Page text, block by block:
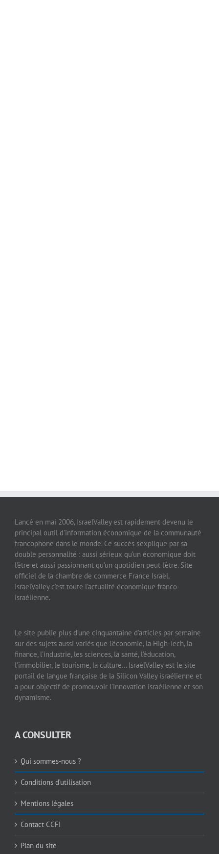
Lancé en mai 2006, IsraelValley est rapidement devenu le
principal outil d’information économique de la communauté
francophone dans le monde. Ce succès s’explique par sa
double personnalité : aussi sérieux qu’un économique doit
l’être et aussi passionnant qu’un quotidien peut l’être. Site
officiel de la chambre de commerce France Israël,
IsraelValley c’est toute l’actualité économique franco-
israélienne.
Le site publie plus d’une cinquantaine d’articles par semaine
sur des sujets aussi variés que l’économie, la High-Tech, la
finance, l’industrie, les sciences, la santé, l’éducation,
l’immobilier, le tourisme, la culture… IsraelValley est le site
portail de langue française de la Silicon Valley israélienne et
a pour objectif de promouvoir l’innovation israélienne et son
dynamisme.
A CONSULTER
Qui sommes-nous ?
Conditions d’utilisation
Mentions légales
Contact CCFI
Plan du site